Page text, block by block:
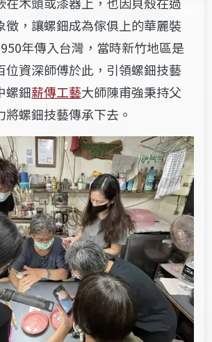
徵，讓螺鈿成為傢俱上的華麗裝
年傳入台灣，當時新竹地區是
位資深師傅於此，引領螺鈿技藝
螺鈿薪傳工藝大師陳甫強秉持父
螺鈿技藝傳承下去。